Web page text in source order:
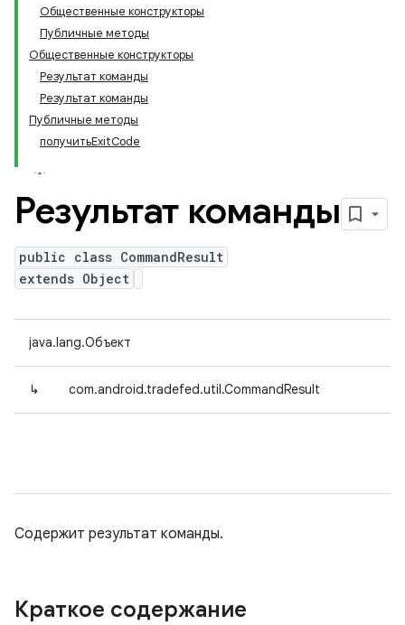
Общественные конструкторы
Публичные методы
Общественные конструкторы
Результат команды
Результат команды
Публичные методы
получитьExitCode
Результат команды
public class CommandResult
extends Object
java.lang.Объект
↳ com.android.tradefed.util.CommandResult
Содержит результат команды.
Краткое содержание